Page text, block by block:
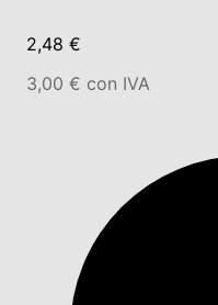
2,48 €
3,00 € con IVA